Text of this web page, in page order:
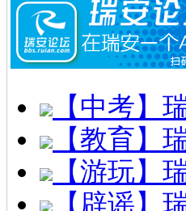
【中考】
【教育】
【游玩】
【辟谣】